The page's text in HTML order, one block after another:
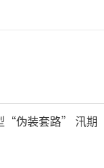
“伪装套路” 汛期